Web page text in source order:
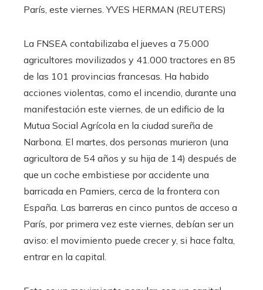
París, este viernes.YVES HERMAN (REUTERS)
La FNSEA contabilizaba el jueves a 75.000
agricultores movilizados y 41.000 tractores en 85
de las 101 provincias francesas. Ha habido
acciones violentas, como el incendio, durante una
manifestación este viernes, de un edificio de la
Mutua Social Agrícola en la ciudad sureña de
Narbona. El martes, dos personas murieron (una
agricultora de 54 años y su hija de 14) después de
que un coche embistiese por accidente una
barricada en Pamiers, cerca de la frontera con
España. Las barreras en cinco puntos de acceso a
París, por primera vez este viernes, debían ser un
aviso: el movimiento puede crecer y, si hace falta,
entrar en la capital.